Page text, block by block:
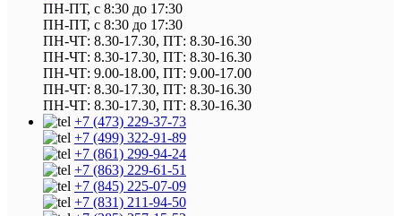
ПН-ПТ, с 8:30 до 17:30
ПН-ПТ, с 8:30 до 17:30
ПН-ЧТ: 8.30-17.30, ПТ: 8.30-16.30
ПН-ЧТ: 8.30-17.30, ПТ: 8.30-16.30
ПН-ЧТ: 9.00-18.00, ПТ: 9.00-17.00
ПН-ЧТ: 8.30-17.30, ПТ: 8.30-16.30
ПН-ЧТ: 8.30-17.30, ПТ: 8.30-16.30
+7 (473) 229-37-73
+7 (499) 322-91-89
+7 (861) 299-94-24
+7 (863) 229-61-51
+7 (845) 225-07-09
+7 (831) 211-94-50